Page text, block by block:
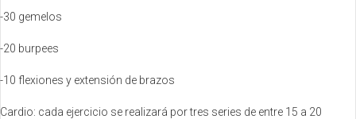
-30 gemelos
-20 burpees
-10 flexiones y extensión de brazos
Cardio: cada ejercicio se realizará por tres series de entre 15 a 20